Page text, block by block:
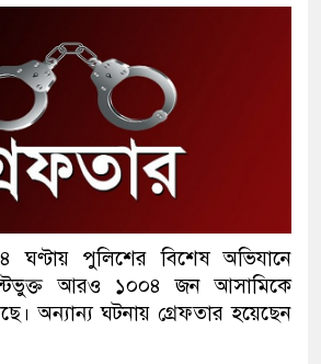
ঘণ্টায় পুলিশের বিশেষ অভিযানে
আরও ১০০৪ জন আসামিকে
অন্যান্য ঘটনায় গ্রেফতার হয়েছেন